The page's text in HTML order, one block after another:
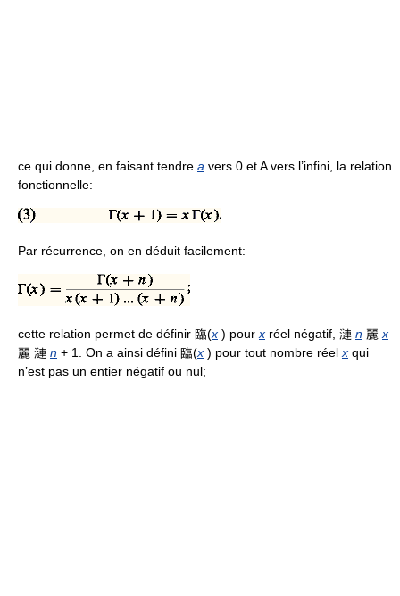
ce qui donne, en faisant tendre a vers 0 et A vers l’infini, la relation
fonctionnelle:
Par récurrence, on en déduit facilement:
cette relation permet de définir 臨(x ) pour x réel négatif, 漣 n 麗 x
麗 漣 n + 1. On a ainsi défini 臨(x ) pour tout nombre réel x qui
n’est pas un entier négatif ou nul;